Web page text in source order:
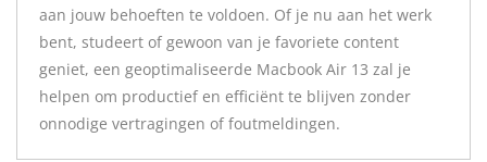
aan jouw behoeften te voldoen. Of je nu aan het werk
bent, studeert of gewoon van je favoriete content
geniet, een geoptimaliseerde Macbook Air 13 zal je
helpen om productief en efficiënt te blijven zonder
onnodige vertragingen of foutmeldingen.